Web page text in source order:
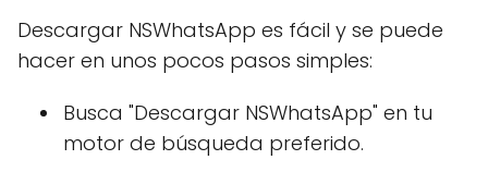
Descargar NSWhatsApp es fácil y se puede
hacer en unos pocos pasos simples:
Busca "Descargar NSWhatsApp" en tu
motor de búsqueda preferido.